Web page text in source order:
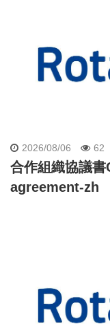
2026/08/06 62
合作組織協議
agreement-zh